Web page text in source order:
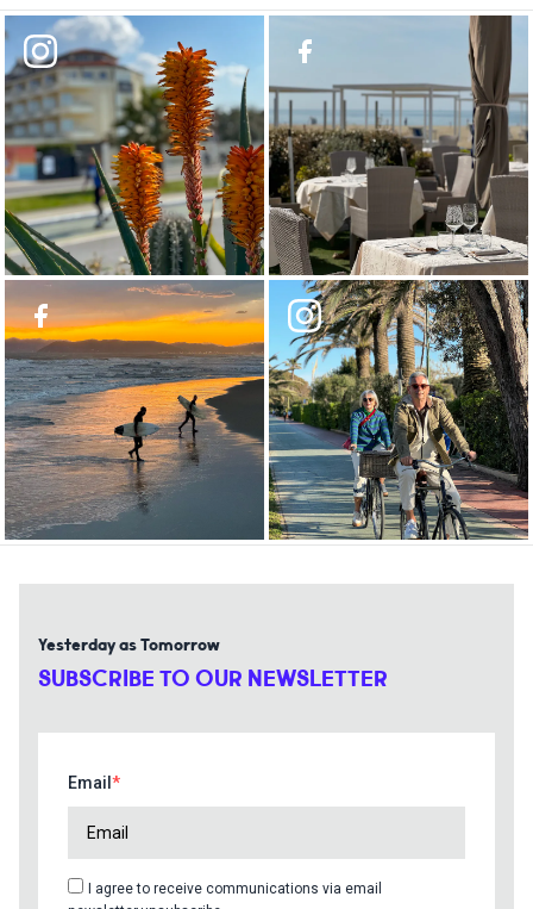
Yesterday as Tomorrow
SUBSCRIBE TO OUR NEWSLETTER
Email
I agree to receive communications via email